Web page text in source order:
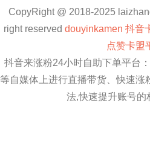
CopyRight @ 2018-2025
right reserved douyinkamen 抖音
点赞卡盟
抖音来涨粉24小时自助下单平台
等自媒体上进行直播带货、快速
法,快速提升账号的